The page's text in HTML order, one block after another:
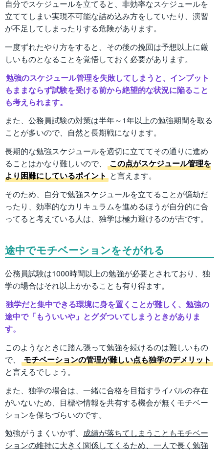
自分でスケジュールを立てると、非効率なスケジュールを
立ててしまい実現不可能な詰め込み方をしていたり、演習
が不足してしまったりする危険があります。
一度ずれたやり方をすると、その後の挽回は予想以上に厳
しいものとなることを覚悟しておく必要があります。
勉強のスケジュール管理を失敗してしまうと、インプット
もままならず試験を受ける前から絶望的な状況に陥ること
も考えられます。
また、公務員試験の対策は半年～1年以上の勉強期間を取る
ことが多いので、自然と長期戦になります。
長期的な勉強スケジュールを適切に立ててその通りに進め
ることはかなり難しいので、
この点がスケジュール管理を
より困難にしているポイント と言えます。
そのため、自分で勉強スケジュールを立てることが億劫だ
ったり、効率的なカリキュラムを進めるほうが自分的に合
ってると考えている人は、独学は極力避けるのが吉です。
途中でモチベーションをそがれる
公務員試験は1000時間以上の勉強が必要とされており、独
学の場合はそれ以上かかることも有り得ます。
独学だと集中できる環境に身を置くことが難しく、勉強の
途中で「もういいや」とグダついてしまうときがありま
す。
このようなときに踏ん張って勉強を続けるのは難しいもの
で、
モチベーションの管理が難しい点も独学のデメリット
と言えるでしょう。
また、独学の場合は、一緒に合格を目指すライバルの存在
がいないため、目標や情報を共有する機会が無くモチベー
ションを保ちづらいのです。
勉強がうまくいかず、 成績が落ちてしまうこともモチベー
ションの維持に大きく関係してくるため、一人で長く勉強